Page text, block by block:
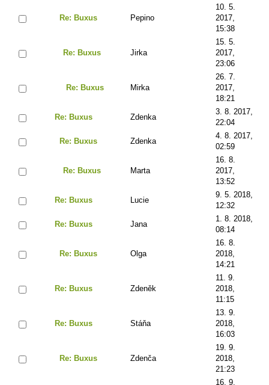
Re: Buxus Pepino
10. 5.
2017,
15:38
Re: Buxus Jirka
15. 5.
2017,
23:06
Re: Buxus Mirka
26. 7.
2017,
18:21
Re: Buxus Zdenka
3. 8. 2017,
22:04
Re: Buxus Zdenka
4. 8. 2017,
02:59
Re: Buxus Marta
16. 8.
2017,
13:52
Re: Buxus Lucie
9. 5. 2018,
12:32
Re: Buxus Jana
1. 8. 2018,
08:14
Re: Buxus Olga
16. 8.
2018,
14:21
Re: Buxus Zdeněk
11. 9.
2018,
11:15
Re: Buxus Stáňa
13. 9.
2018,
16:03
Re: Buxus Zdenča
19. 9.
2018,
21:23
16. 9.